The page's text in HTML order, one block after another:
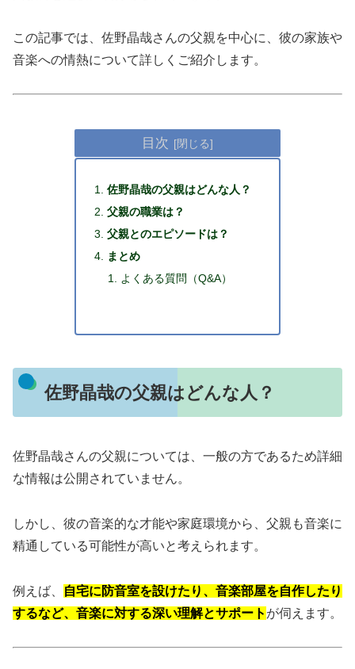
この記事では、佐野晶哉さんの父親を中心に、彼の家族や
音楽への情熱について詳しくご紹介します。
目次
佐野晶哉の父親はどんな人？
父親の職業は？
父親とのエピソードは？
まとめ
よくある質問（Q&A）
佐野晶哉の父親はどんな人？
佐野晶哉さんの父親については、一般の方であるため詳細
な情報は公開されていません。
しかし、彼の音楽的な才能や家庭環境から、父親も音楽に
精通している可能性が高いと考えられます。
例えば、
自宅に防音室を設けたり、音楽部屋を自作したり
するなど、音楽に対する深い理解とサポート が伺えます。